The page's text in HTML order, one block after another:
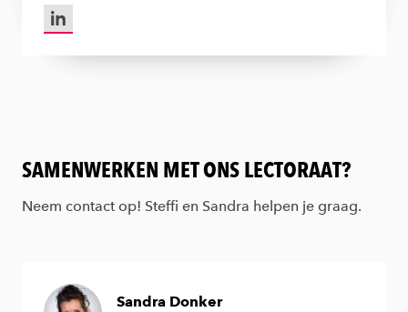
LinkedIn van Aniek Santema
SAMENWERKEN MET ONS LECTORAAT?
Neem contact op! Steffi en Sandra helpen je graag.
Sandra Donker